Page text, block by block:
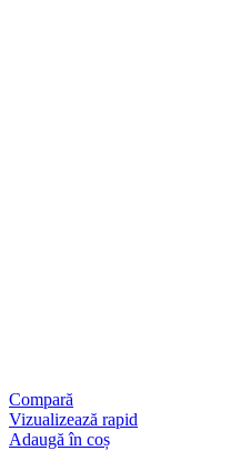
Compară
Vizualizează rapid
Adaugă în coș